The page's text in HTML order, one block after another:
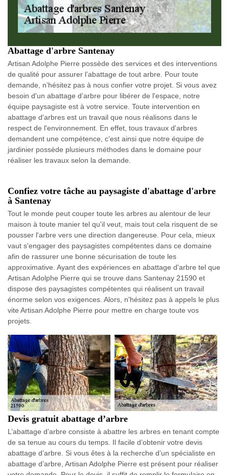
Abattage d'arbre Santenay
Artisan Adolphe Pierre possède des services et des interventions
de qualité pour assurer l’abattage de tout arbre. Pour toute
demande, n’hésitez pas à nous confier votre projet. Si vous avez
besoin d'un abattage d’arbre pour libérer de l'espace, notre
équipe paysagiste est à votre service. Toute intervention en
abattage d'arbres est un travail que nous réalisons dans le
respect de l'environnement. En effet, tous travaux d'arbres
demandent une compétence, c’est ainsi que notre équipe de
jardinier possède plusieurs méthodes dans le domaine pour
réaliser les travaux selon la demande.
Confiez votre tâche au paysagiste d'abattage d'arbre
à Santenay
Tout le monde peut couper toute les arbres au alentour de leur
maison à toute manier tel qu'il veut, mais tout cela risquent de se
pousser l'arbre vers une direction dangereuse. Pour cela, mieux
vaut s'engager des paysagistes compétentes dans ce domaine
afin de rassurer une bonne sécurisation de toute les
approximative. Ayant des expériences en abattage d'arbre tel que
Artisan Adolphe Pierre qui se trouve dans Santenay 21590 et
dispose des paysagistes compétentes qui réalisent un travail
énorme selon vos exigences. Alors, n'hésitez pas à appels le plus
vite Artisan Adolphe Pierre pour mettre en charge toute vos
projets.
Devis gratuit abattage d’arbre
L’abattage d’arbre consiste à abattre les arbres en tenant compte
de sa tenue au cours du temps. Il facile d’obtenir votre devis
abattage d’arbre. Si vous êtes à la recherche d’un spécialiste en
abattage d’arbre, Artisan Adolphe Pierre est présent pour réaliser